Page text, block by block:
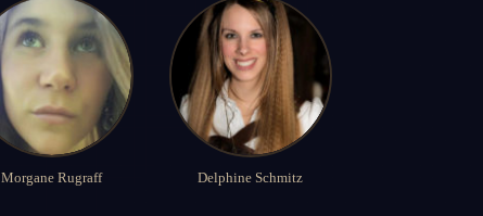
Morgane Rugraff Delphine Schmitz